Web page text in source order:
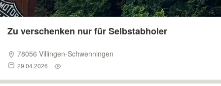
Zu verschenken nur für Selbstabholer
78056 Villingen-Schwenningen
29.04.2026